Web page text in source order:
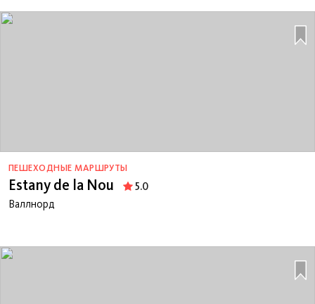
ПЕШЕХОДНЫЕ МАРШРУТЫ
Estany de la Nou
5.0
Валлнорд